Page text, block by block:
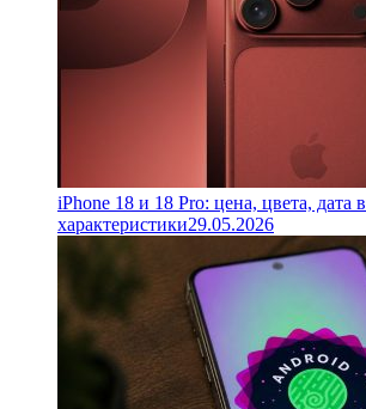
iPhone 18 и 18 Pro: цена, цвета, дата
характеристики29.05.2026